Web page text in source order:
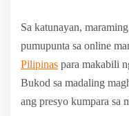
Sa katunayan,
pumupunta sa online
Pilipinas para makabili
Bukod sa madaling
ang presyo kumpara sa